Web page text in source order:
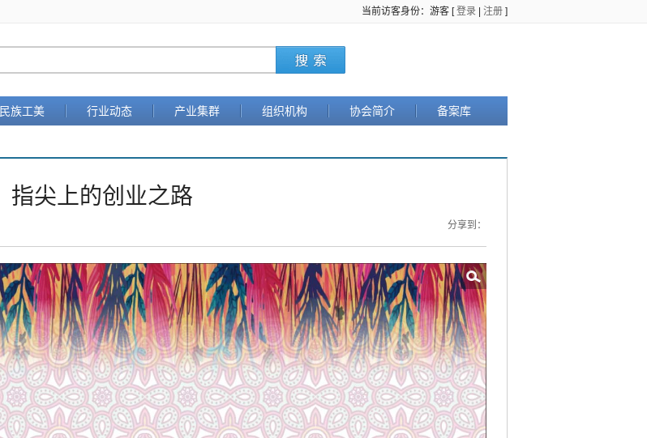
当前访客身份：游客 [登录 注册 ]
民族工美 行业动态 产业集群 组织机构 协会简介 备案库
指尖上的创业之路
分享到：